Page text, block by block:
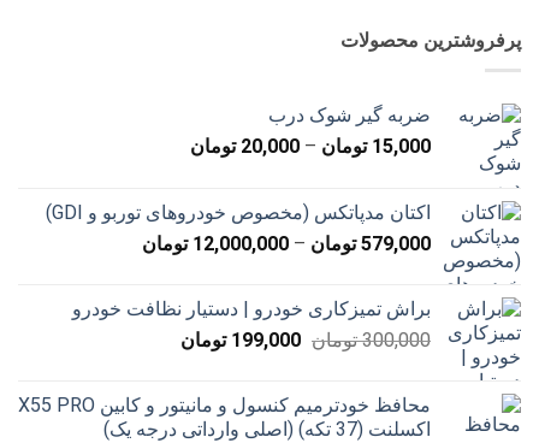
پرفروشترین محصولات
ضربه گیر شوک درب
15,000 تومان –
20,000 تومان
تا
20,000 تومان
اکتان مدپاتکس (مخصوص خودروهای توربو و GDI)
579,000 تومان –
12,000,000 تومان
تا
براش تمیزکاری خودرو | دستیار نظافت خودرو
300,000 تومان قیمت
بود.
199,000 تومانقیمت
است.
محافظ خودترمیم کنسول و مانیتور و کابین X55 PRO
اکسلنت (37 تکه) (اصلی وارداتی درجه یک)